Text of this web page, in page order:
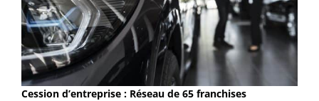
Cession d’entreprise : Réseau de 65 franchises